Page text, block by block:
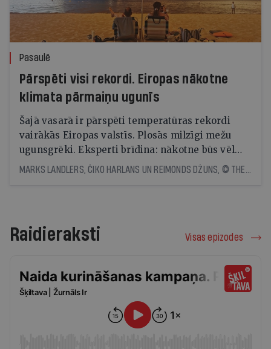
Pasaulē
Pārspēti visi rekordi. Eiropas nākotne
klimata pārmaiņu ugunīs
Šajā vasarā ir pārspēti temperatūras rekordi
vairākās Eiropas valstīs. Plosās milzīgi mežu
ugunsgrēki. Eksperti brīdina: nākotne būs vēl
skarbāka
Raidieraksti Visas epizodes